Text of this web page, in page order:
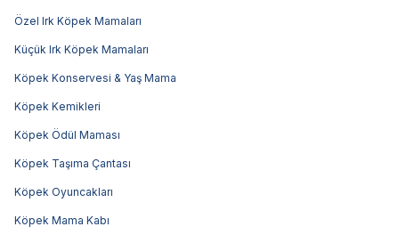
Özel Irk Köpek Mamaları
Küçük Irk Köpek Mamaları
Köpek Konservesi & Yaş Mama
Köpek Kemikleri
Köpek Ödül Maması
Köpek Taşıma Çantası
Köpek Oyuncakları
Köpek Mama Kabı